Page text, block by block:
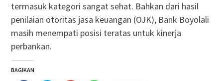
termasuk kategori sangat sehat. Bahkan dari hasil
penilaian otoritas jasa keuangan (OJK), Bank Boyolali
masih menempati posisi teratas untuk kinerja
perbankan.
BAGIKAN